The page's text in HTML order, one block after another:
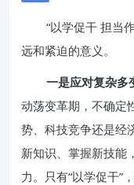
“以学促干 担当
远和紧迫的意义。
一是应对复杂多
动荡变革期，不确定
势、科技竞争还是经
新知识、掌握新技能
力。只有“以学促干”